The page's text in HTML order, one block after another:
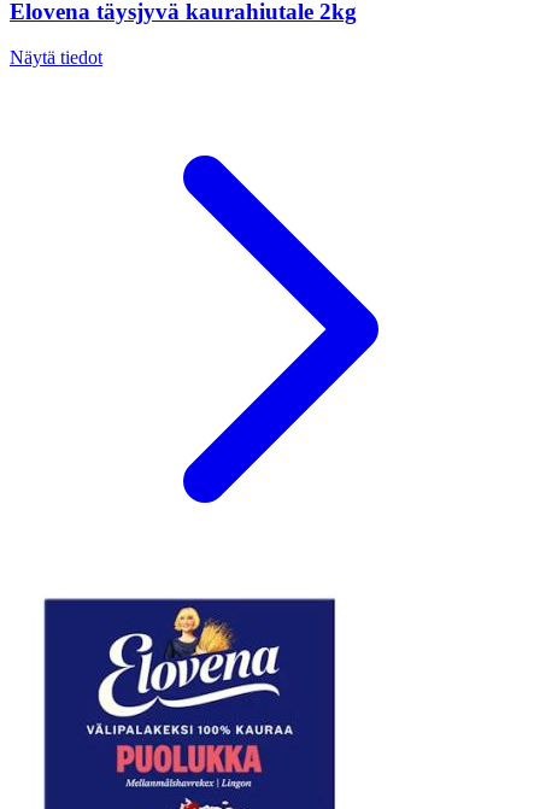
Elovena täysjyvä kaurahiutale 2kg
Näytä tiedot